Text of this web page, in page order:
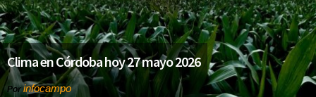
Clima en Córdoba hoy 27 mayo 2026
Porinfocampo